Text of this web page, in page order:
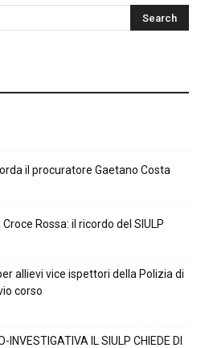
il procuratore Gaetano Costa
Rossa: il ricordo del SIULP
allievi vice ispettori della Polizia di
corso
INVESTIGATIVA IL SIULP CHIEDE DI